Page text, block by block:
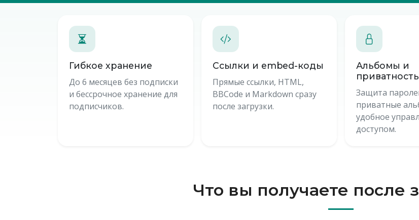
Гибкое хранение
До 6 месяцев без подписки
и бессрочное хранение для
подписчиков.
Ссылки и embed-коды
Прямые ссылки, HTML,
BBCode и Markdown сразу
после загрузки.
Альбомы и
приватность
Защита
приватные
удобное
доступом.
Что вы получаете после